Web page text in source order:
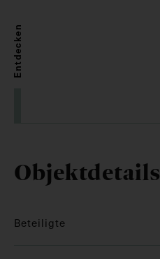
Entdecken
Objektdetails
Beteiligte